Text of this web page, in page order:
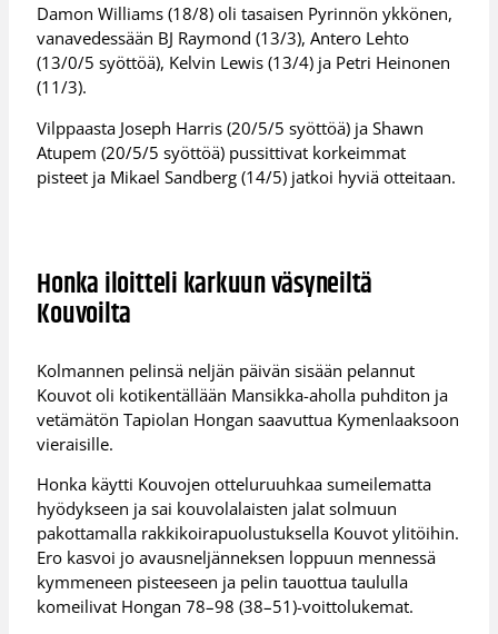
Damon Williams (18/8) oli tasaisen Pyrinnön ykkönen,
vanavedessään BJ Raymond (13/3), Antero Lehto
(13/0/5 syöttöä), Kelvin Lewis (13/4) ja Petri Heinonen
(11/3).
Vilppaasta Joseph Harris (20/5/5 syöttöä) ja Shawn
Atupem (20/5/5 syöttöä) pussittivat korkeimmat
pisteet ja Mikael Sandberg (14/5) jatkoi hyviä otteitaan.
Honka iloitteli karkuun väsyneiltä
Kouvoilta
Kolmannen pelinsä neljän päivän sisään pelannut
Kouvot oli kotikentällään Mansikka-aholla puhditon ja
vetämätön Tapiolan Hongan saavuttua Kymenlaaksoon
vieraisille.
Honka käytti Kouvojen otteluruuhkaa sumeilematta
hyödykseen ja sai kouvolalaisten jalat solmuun
pakottamalla rakkikoirapuolustuksella Kouvot ylitöihin.
Ero kasvoi jo avausneljänneksen loppuun mennessä
kymmeneen pisteeseen ja pelin tauottua taululla
komeilivat Hongan 78–98 (38–51)-voittolukemat.